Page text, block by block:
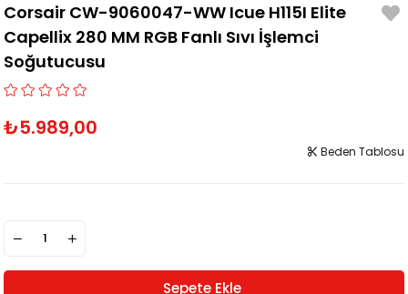
Corsair CW-9060047-WW Icue H115I Elite
Capellix 280 MM RGB Fanlı Sıvı İşlemci
Soğutucusu
₺5.989,00
Beden Tablosu